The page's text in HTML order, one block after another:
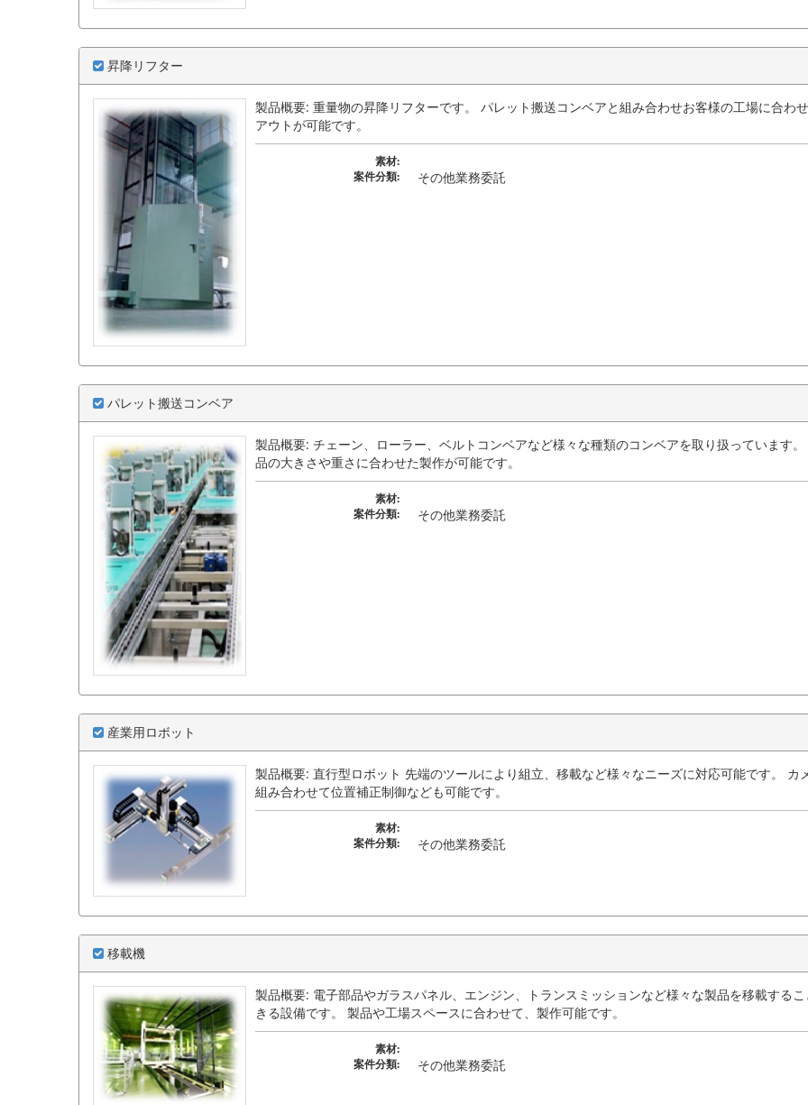
昇降リフター
製品概要: 重量物の昇降リフターです。 パレット搬送コンベアと組み合わせお客様の工場に合わ
アウトが可能です。
素材:
案件分類:
その他業務委託
パレット搬送コンベア
製品概要: チェーン、ローラー、ベルトコンベアなど様々な種類のコンベアを取り扱っています
品の大きさや重さに合わせた製作が可能です。
素材:
案件分類:
その他業務委託
産業用ロボット
製品概要: 直行型ロボット 先端のツールにより組立、移載など様々なニーズに対応可能です。 カ
組み合わせて位置補正制御なども可能です。
素材:
案件分類:
その他業務委託
移載機
製品概要: 電子部品やガラスパネル、エンジン、トランスミッションなど様々な製品を移載する
きる設備です。 製品や工場スペースに合わせて、製作可能です。
素材:
案件分類:
その他業務委託